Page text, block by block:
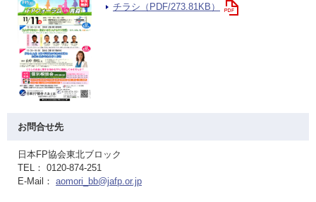
チラシ（PDF/273.81KB）
お問合せ先
日本FP協会東北ブロック
TEL： 0120-874-251
E-Mail： aomori_bb@jafp.or.jp